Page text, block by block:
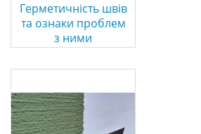
Герметичність швів
та ознаки проблем
з ними